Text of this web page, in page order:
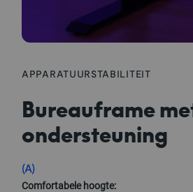
APPARATUURSTABILITEIT
Bureauframe
ondersteuning
(A)
Comfortabele hoogte: